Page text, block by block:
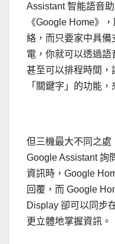
Assistant 智能語音
《Google Home》
絡，而只要家中具備
電，你就可以透過語
甚至可以排程時間，
「關鍵字」的功能
但三機最大不同之處
Google Assistant 詢
資訊時，Google
回覆，而 Google
Display 卻可以同步
更立體地掌握資訊。